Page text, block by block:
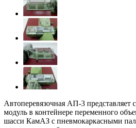
Автоперевязочная АП-3 представляет
модуль в контейнере переменного
шасси КамАЗ с пневмокаркасными